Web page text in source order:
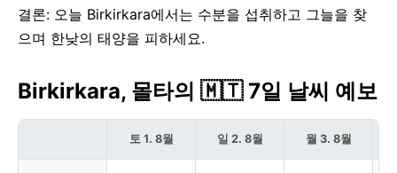
결론: 오늘 Birkirkara에서는 수분을 섭취하고 그늘을 찾
으며 한낮의 태양을 피하세요.
Birkirkara, 몰타의 🇲🇹 7일 날씨 예보
토 1. 8월 일 2. 8월 월 3. 8월